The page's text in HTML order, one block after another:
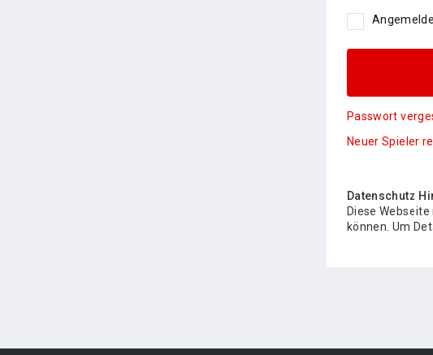
Passwort
Neuer Spieler
Datenschutz
Diese
können. Um